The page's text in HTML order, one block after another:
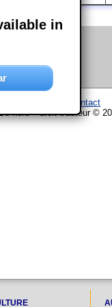
Contact
nord – droit d'auteur ©
in